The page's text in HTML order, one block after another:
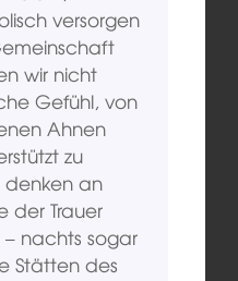
versorgen
wir nicht
Gefühl, von
Ahnen
zu
denken an
der Trauer
– nachts sogar
Stätten des